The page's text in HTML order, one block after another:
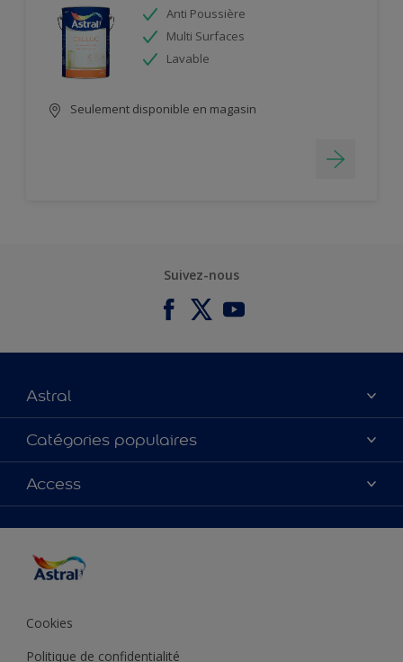
Anti Poussière
Multi Surfaces
Lavable
Seulement disponible en magasin
Suivez-nous
Astral
À propos de nous
Contactez-nous
Plan du site
Catégories populaires
Couleurs
Produits
Inspiration
Conseil déco
Access
Cookies
Politique de confidentialité